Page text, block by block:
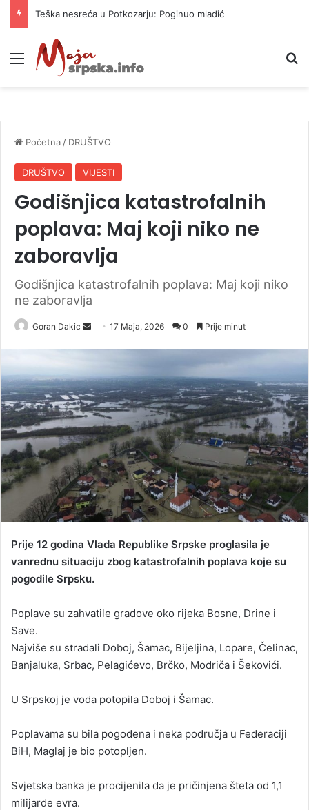
Teška nesreća u Potkozarju: Poginuo mladić
Meni
Početna / DRUŠTVO
DRUŠTVO VIJESTI
Godišnjica katastrofalnih
poplava: Maj koji niko ne
zaboravlja
Godišnjica katastrofalnih poplava: Maj koji niko
ne zaboravlja
Goran Dakic
d
a
n
e
m
a
i
l
17 Maja, 2026 0 Prije minut
Prije 12 godina Vlada Republike Srpske proglasila je
vanrednu situaciju zbog katastrofalnih poplava koje su
pogodile Srpsku.
Poplave su zahvatile gradove oko rijeka Bosne, Drine i
Save.
Najviše su stradali Doboj, Šamac, Bijeljina, Lopare, Čelinac,
Banjaluka, Srbac, Pelagićevo, Brčko, Modriča i Šekovići.
U Srpskoj je voda potopila Doboj i Šamac.
Poplavama su bila pogođena i neka područja u Federaciji
BiH, Maglaj je bio potopljen.
Svjetska banka je procijenila da je pričinjena šteta od 1,1
milijarde evra.